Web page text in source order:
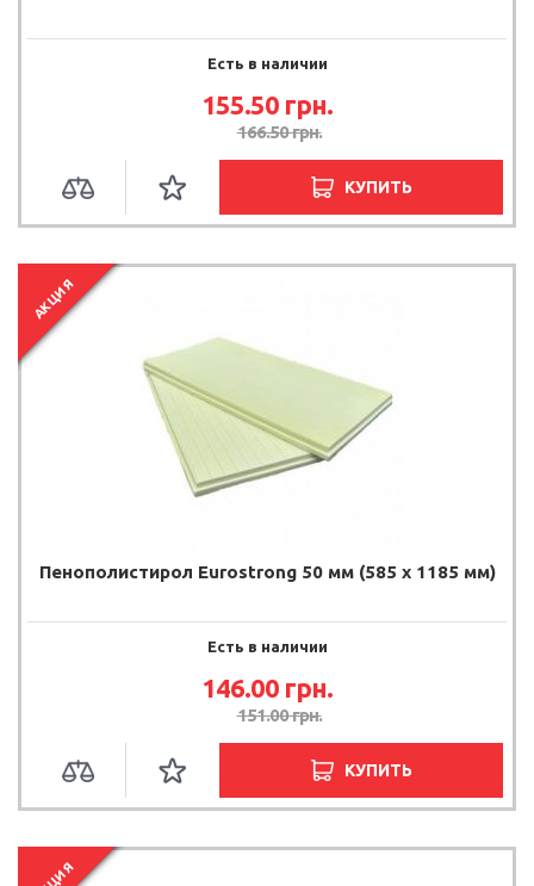
Есть в наличии
155.50 грн.
166.50грн.
КУПИТЬ
АКЦИЯ
Пенополистирол Eurostrong 50 мм (585 x 1185 мм)
Есть в наличии
146.00 грн.
151.00грн.
КУПИТЬ